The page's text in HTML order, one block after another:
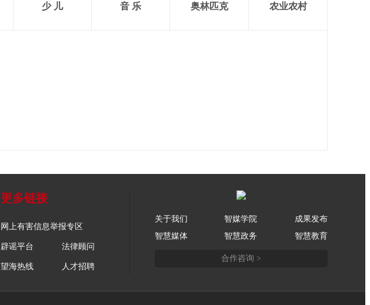
少 儿
音 乐
奥林匹克
农业农村
更多链接
网上有害信息举报专区
辟谣平台 法律顾问
望海热线 人才招聘
关于我们 智媒学院
成果发布
智慧媒体
智慧政务 智慧教育
合作咨询 >